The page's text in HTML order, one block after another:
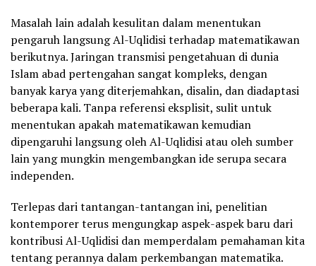
Masalah lain adalah kesulitan dalam menentukan
pengaruh langsung Al-Uqlidisi terhadap matematikawan
berikutnya. Jaringan transmisi pengetahuan di dunia
Islam abad pertengahan sangat kompleks, dengan
banyak karya yang diterjemahkan, disalin, dan diadaptasi
beberapa kali. Tanpa referensi eksplisit, sulit untuk
menentukan apakah matematikawan kemudian
dipengaruhi langsung oleh Al-Uqlidisi atau oleh sumber
lain yang mungkin mengembangkan ide serupa secara
independen.
Terlepas dari tantangan-tantangan ini, penelitian
kontemporer terus mengungkap aspek-aspek baru dari
kontribusi Al-Uqlidisi dan memperdalam pemahaman kita
tentang perannya dalam perkembangan matematika.